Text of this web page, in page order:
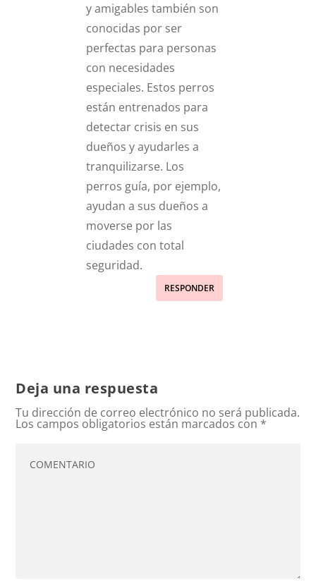
y amigables también son
conocidas por ser
perfectas para personas
con necesidades
especiales. Estos perros
están entrenados para
detectar crisis en sus
dueños y ayudarles a
tranquilizarse. Los
perros guía, por ejemplo,
ayudan a sus dueños a
moverse por las
ciudades con total
seguridad.
RESPONDER
Deja una respuesta
Tu dirección de correo electrónico no será publicada.
Los campos obligatorios están marcados con *